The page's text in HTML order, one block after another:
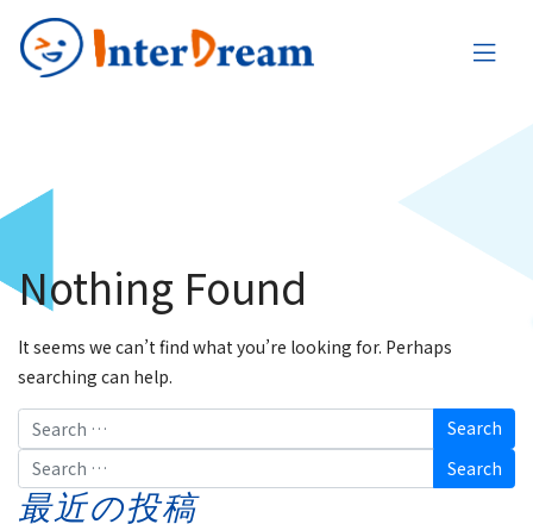
Nothing Found
It seems we can’t find what you’re looking for. Perhaps
searching can help.
Search
Search
最近の投稿